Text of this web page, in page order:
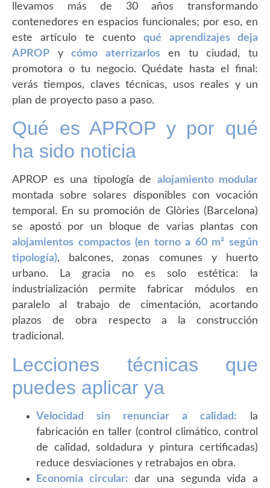
llevamos más de 30 años transformando
contenedores en espacios funcionales; por eso, en
este artículo te cuentoqué aprendizajes deja
APROP ycómo aterrizarlosen tu ciudad, tu
promotora o tu negocio. Quédate hasta el final:
verás tiempos, claves técnicas, usos reales y un
plan de proyecto paso a paso.
Qué es APROP y por qué
ha sido noticia
APROP es una tipología de alojamiento modular
montada sobre solares disponibles con vocación
temporal. En su promoción de Glòries (Barcelona)
se apostó por un bloque de varias plantas con
alojamientos compactos (en torno a 60 m² según
tipología), balcones, zonas comunes y huerto
urbano. La gracia no es solo estética: la
industrialización permite fabricar módulos en
paralelo al trabajo de cimentación, acortando
plazos de obra respecto a la construcción
tradicional.
Lecciones técnicas que
puedes aplicar ya
Velocidad sin renunciar a calidad: la
fabricación en taller (control climático, control
de calidad, soldadura y pintura certificadas)
reduce desviaciones y retrabajos en obra.
Economía circular: dar una segunda vida a